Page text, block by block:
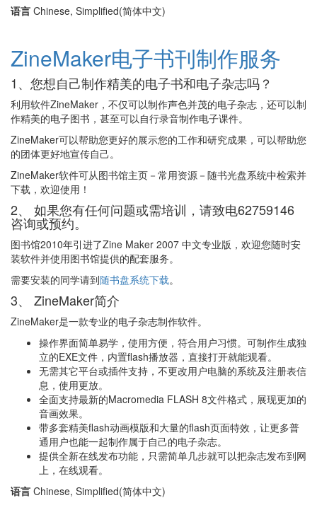
语言 Chinese, Simplified(简体中文)
ZineMaker电子书刊制作服务
1、您想自己制作精美的电子书和电子杂志吗？
利用软件ZineMaker，不仅可以制作声色并茂的电子杂志，还可以制
作精美的电子图书，甚至可以自行录音制作电子课件。
ZineMaker可以帮助您更好的展示您的工作和研究成果，可以帮助您
的团体更好地宣传自己。
ZineMaker软件可从图书馆主页－常用资源－随书光盘系统中检索并
下载，欢迎使用！
2、 如果您有任何问题或需培训，请致电62759146
咨询或预约。
图书馆2010年引进了Zine Maker 2007 中文专业版，欢迎您随时安
装软件并使用图书馆提供的配套服务。
需要安装的同学请到随书盘系统下载。
3、 ZineMaker简介
ZineMaker是一款专业的电子杂志制作软件。
操作界面简单易学，使用方便，符合用户习惯。可制作生成独
立的EXE文件，内置flash播放器，直接打开就能观看。
无需其它平台或插件支持，不更改用户电脑的系统及注册表信
息，使用更放。
全面支持最新的Macromedia FLASH 8文件格式，展现更加的
音画效果。
带多套精美flash动画模版和大量的flash页面特效，让更多普
通用户也能一起制作属于自己的电子杂志。
提供全新在线发布功能，只需简单几步就可以把杂志发布到网
上，在线观看。
语言 Chinese, Simplified(简体中文)